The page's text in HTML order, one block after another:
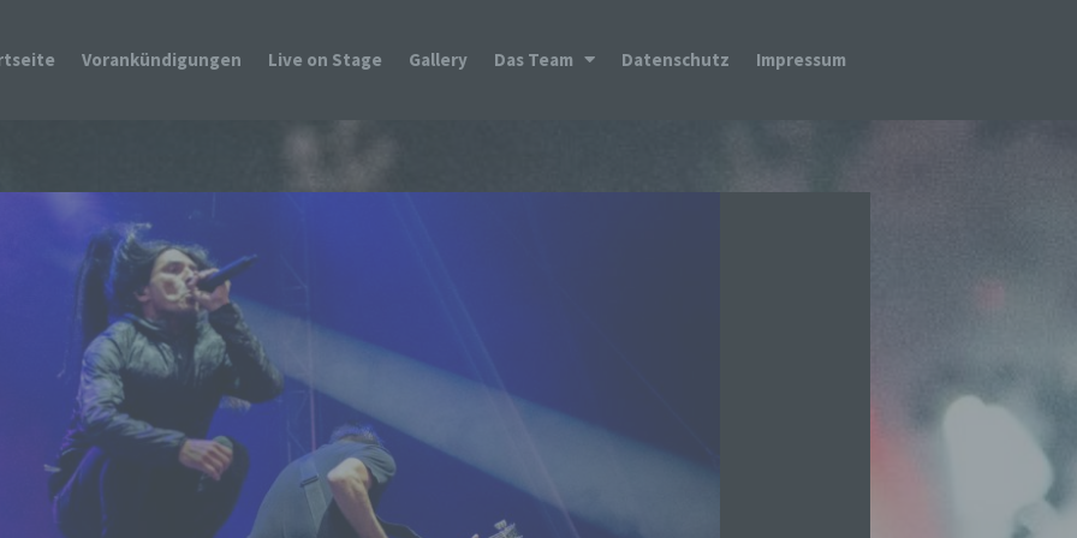
Vorankündigungen Live on Stage Gallery Das Team Datenschutz Impressum